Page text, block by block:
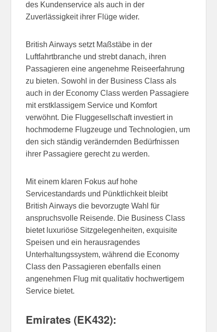
des Kundenservice als auch in der
Zuverlässigkeit ihrer Flüge wider.
British Airways setzt Maßstäbe in der
Luftfahrtbranche und strebt danach, ihren
Passagieren eine angenehme Reiseerfahrung
zu bieten. Sowohl in der Business Class als
auch in der Economy Class werden Passagiere
mit erstklassigem Service und Komfort
verwöhnt. Die Fluggesellschaft investiert in
hochmoderne Flugzeuge und Technologien, um
den sich ständig verändernden Bedürfnissen
ihrer Passagiere gerecht zu werden.
Mit einem klaren Fokus auf hohe
Servicestandards und Pünktlichkeit bleibt
British Airways die bevorzugte Wahl für
anspruchsvolle Reisende. Die Business Class
bietet luxuriöse Sitzgelegenheiten, exquisite
Speisen und ein herausragendes
Unterhaltungssystem, während die Economy
Class den Passagieren ebenfalls einen
angenehmen Flug mit qualitativ hochwertigem
Service bietet.
Emirates (EK432):